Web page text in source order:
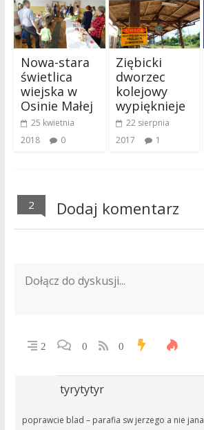
Nowa-stara
świetlica
wiejska w
Osinie Małej
25 kwietnia
2018
0
Ziębicki
dworzec
kolejowy
wypięknieje
22 sierpnia
2017
1
2 Dodaj komentarz
2 0 0
tyrytytyr
poprawcie blad – parafia sw jerzego a nie jana